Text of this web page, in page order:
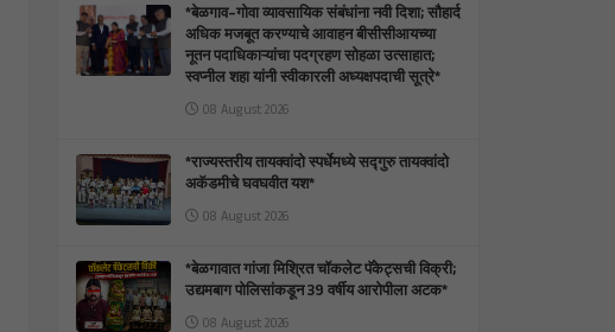
*बेळगाव–गोवा व्यावसायिक संबंधांना नवी दिशा; सौहार्द
अधिक मजबूत करण्याचे आवाहन बीसीसीआयच्या
नूतन पदाधिकाऱ्यांचा पदग्रहण सोहळा उत्साहात;
स्वप्नील शहा यांनी स्वीकारली अध्यक्षपदाची सूत्रे*
08 August 2026
*राज्यस्तरीय तायक्वांदो स्पर्धेमध्ये सद्गुरु तायक्वांदो
अकॅडमीचे घवघवीत यश*
08 August 2026
*बेळगावात गांजा मिश्रित चॉकलेट पॅकेट्सची विक्री;
उद्यमबाग पोलिसांकडून 39 वर्षीय आरोपीला अटक*
08 August 2026